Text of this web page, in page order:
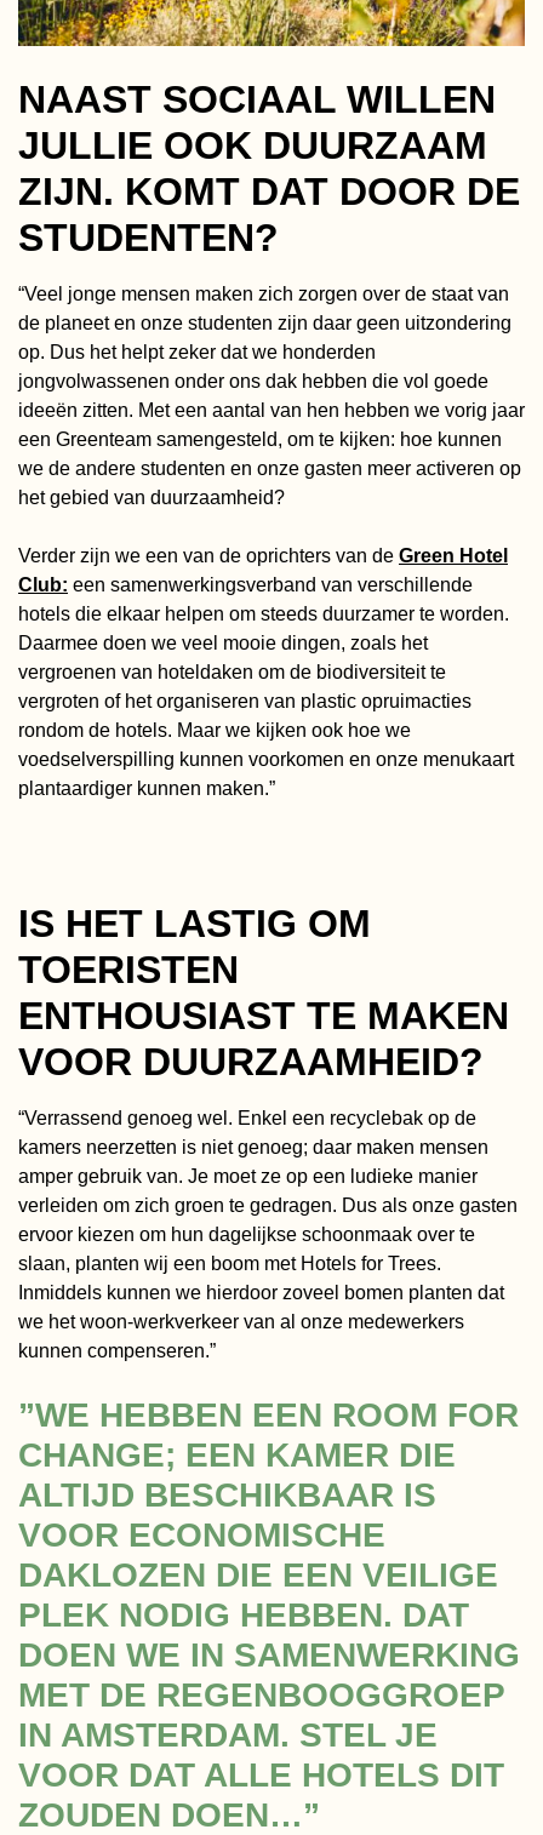
NAAST SOCIAAL WILLEN
JULLIE OOK DUURZAAM
ZIJN. KOMT DAT DOOR DE
STUDENTEN?
“Veel jonge mensen maken zich zorgen over de staat van
de planeet en onze studenten zijn daar geen uitzondering
op. Dus het helpt zeker dat we honderden
jongvolwassenen onder ons dak hebben die vol goede
ideeën zitten. Met een aantal van hen hebben we vorig jaar
een Greenteam samengesteld, om te kijken: hoe kunnen
we de andere studenten en onze gasten meer activeren op
het gebied van duurzaamheid?
Verder zijn we een van de oprichters van de Green Hotel
Club: een samenwerkingsverband van verschillende
hotels die elkaar helpen om steeds duurzamer te worden.
Daarmee doen we veel mooie dingen, zoals het
vergroenen van hoteldaken om de biodiversiteit te
vergroten of het organiseren van plastic opruimacties
rondom de hotels. Maar we kijken ook hoe we
voedselverspilling kunnen voorkomen en onze menukaart
plantaardiger kunnen maken.”
IS HET LASTIG OM
TOERISTEN
ENTHOUSIAST TE MAKEN
VOOR DUURZAAMHEID?
“Verrassend genoeg wel. Enkel een recyclebak op de
kamers neerzetten is niet genoeg; daar maken mensen
amper gebruik van. Je moet ze op een ludieke manier
verleiden om zich groen te gedragen. Dus als onze gasten
ervoor kiezen om hun dagelijkse schoonmaak over te
slaan, planten wij een boom met Hotels for Trees.
Inmiddels kunnen we hierdoor zoveel bomen planten dat
we het woon-werkverkeer van al onze medewerkers
kunnen compenseren.”
”WE HEBBEN EEN ROOM FOR
CHANGE; EEN KAMER DIE
ALTIJD BESCHIKBAAR IS
VOOR ECONOMISCHE
DAKLOZEN DIE EEN VEILIGE
PLEK NODIG HEBBEN. DAT
DOEN WE IN SAMENWERKING
MET DE REGENBOOGGROEP
IN AMSTERDAM. STEL JE
VOOR DAT ALLE HOTELS DIT
ZOUDEN DOEN…”